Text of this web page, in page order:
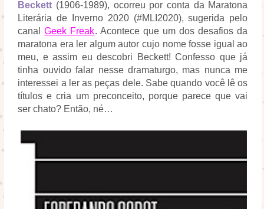
Beckett (1906-1989), ocorreu por conta da Maratona
Literária de Inverno 2020 (#MLI2020), sugerida pelo
canalGeek Freak. Acontece que um dos desafios da
maratona era ler algum autor cujo nome fosse igual ao
meu, e assim eu descobri Beckett! Confesso que já
tinha ouvido falar nesse dramaturgo, mas nunca me
interessei a ler as peças dele. Sabe quando você lê os
títulos e cria um preconceito, porque parece que vai
ser chato? Então, né…